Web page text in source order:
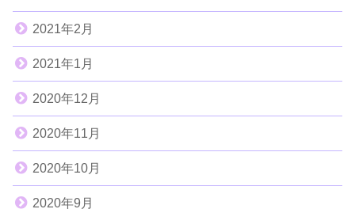
2021年2月
2021年1月
2020年12月
2020年11月
2020年10月
2020年9月